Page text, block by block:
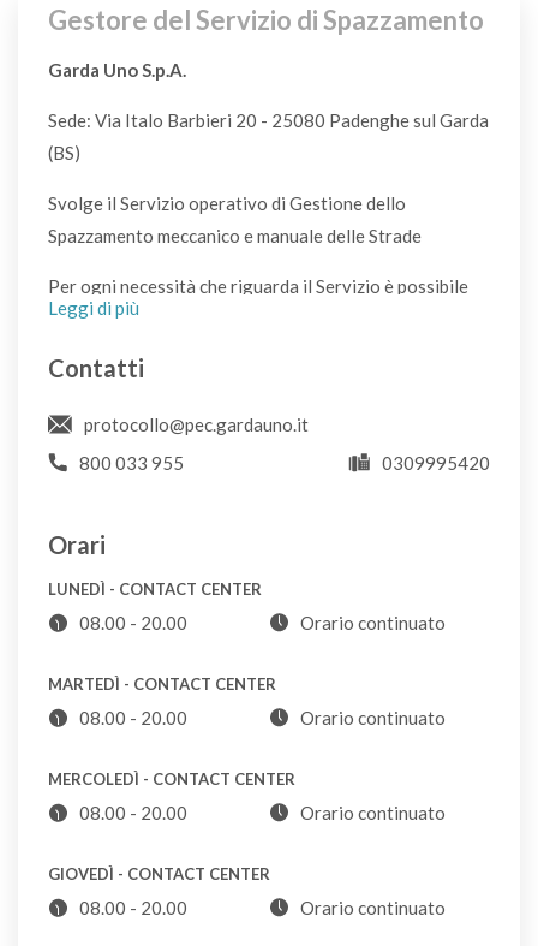
Bigiotteria
Blister per pastiglie
Bombole del gas
Bombolette spray con simbolo T o F*
ABB
S
Bottiglie di vetro
Gestore del Servizio di Spazzamento
Garda Uno S.p.A.
Sede: Via Italo Barbieri 20 - 25080 Padenghe sul Garda
(BS)
Svolge il Servizio operativo di Gestione dello
Spazzamento meccanico e manuale delle Strade
Per ogni necessità che riguarda il Servizio è possibile
utilizzare il sistema di supporto all'Utenza cliccando
breve tempo possibile compatibilmente con il problema
riscontrato: vi sono situazioni che non consentono una
celere risposta in quanto devono essere verificate le
Si raccomanda, all'apertura del ticket, di non utilizzare
possa ricevere anche da caselle postali elettroniche
non certificate. Nel caso sia necessario utilizzare
al nostro recapito PEC sotto indicato.
Leggi di più
Contatti
protocollo@pec.gardauno.it
800 033 955
0309995420
Orari
LUNEDÌ - CONTACT CENTER
08.00 - 20.00 Orario continuato
MARTEDÌ - CONTACT CENTER
08.00 - 20.00 Orario continuato
MERCOLEDÌ - CONTACT CENTER
08.00 - 20.00 Orario continuato
GIOVEDÌ - CONTACT CENTER
08.00 - 20.00 Orario continuato